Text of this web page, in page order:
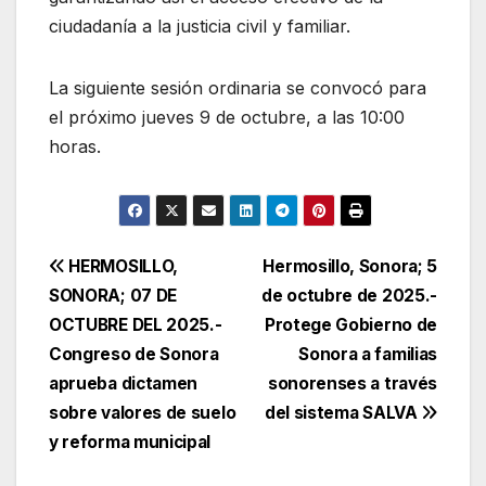
ciudadanía a la justicia civil y familiar.
La siguiente sesión ordinaria se convocó para
el próximo jueves 9 de octubre, a las 10:00
horas.
Navegación
de
entradas
Hermosillo, Sonora; 5
de octubre de 2025.-
Protege Gobierno de
Sonora a familias
sonorenses a través
del sistema SALVA
HERMOSILLO,
SONORA; 07 DE
OCTUBRE DEL 2025.-
Congreso de Sonora
aprueba dictamen
sobre valores de suelo
y reforma municipal